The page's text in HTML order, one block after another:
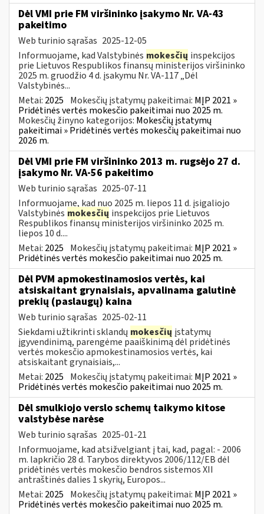
Dėl VMI prie FM viršininko įsakymo Nr. VA-43
pakeitimo
Web turinio sąrašas 2025-12-05
Informuojame, kad Valstybinės mokesčių inspekcijos
prie Lietuvos Respublikos finansų ministerijos viršininko
2025 m. gruodžio 4 d. įsakymu Nr. VA-117 „Dėl
Valstybinės...
Metai: 2025 Mokesčių įstatymų pakeitimai: MĮP 2021 »
Pridėtinės vertės mokesčio pakeitimai nuo 2025 m.
Mokesčių žinyno kategorijos: Mokesčių įstatymų
pakeitimai » Pridėtinės vertės mokesčių pakeitimai nuo
2026 m.
Dėl VMI prie FM viršininko 2013 m. rugsėjo 27 d.
įsakymo Nr. VA-56 pakeitimo
Web turinio sąrašas 2025-07-11
Informuojame, kad nuo 2025 m. liepos 11 d. įsigaliojo
Valstybinės mokesčių inspekcijos prie Lietuvos
Respublikos finansų ministerijos viršininko 2025 m.
liepos 10 d....
Metai: 2025 Mokesčių įstatymų pakeitimai: MĮP 2021 »
Pridėtinės vertės mokesčio pakeitimai nuo 2025 m.
Dėl PVM apmokestinamosios vertės, kai
atsiskaitant grynaisiais, apvalinama galutinė
prekių (paslaugų) kaina
Web turinio sąrašas 2025-02-11
Siekdami užtikrinti sklandų mokesčių įstatymų
įgyvendinimą, parengėme paaiškinimą dėl pridėtinės
vertės mokesčio apmokestinamosios vertės, kai
atsiskaitant grynaisiais,...
Metai: 2025 Mokesčių įstatymų pakeitimai: MĮP 2021 »
Pridėtinės vertės mokesčio pakeitimai nuo 2025 m.
Dėl smulkiojo verslo schemų taikymo kitose
valstybėse narėse
Web turinio sąrašas 2025-01-21
Informuojame, kad atsižvelgiant į tai, kad, pagal: - 2006
m. lapkričio 28 d. Tarybos direktyvos 2006/112/EB dėl
pridėtinės vertės mokesčio bendros sistemos XII
antraštinės dalies 1 skyrių, Europos...
Metai: 2025 Mokesčių įstatymų pakeitimai: MĮP 2021 »
Pridėtinės vertės mokesčio pakeitimai nuo 2025 m.